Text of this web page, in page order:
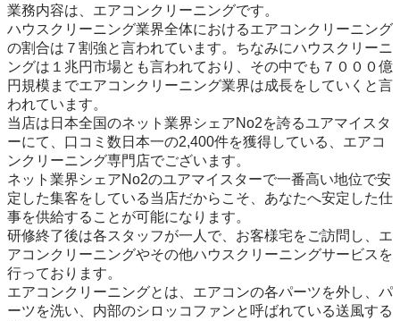
業務内容は、エアコンクリーニングです。
ハウスクリーニング業界全体におけるエアコンクリーニング
の割合は７割強と言われています。ちなみにハウスクリーニ
ングは１兆円市場とも言われており、その中でも７０００億
円規模までエアコンクリーニング業界は成長をしていくと言
われています。
当店は日本全国のネット業界シェアNo2を誇るユアマイスタ
ーにて、口コミ数日本一の2,400件を獲得している、エアコ
ンクリーニング専門店でございます。
ネット業界シェアNo2のユアマイスターで一番高い地位で安
定した集客をしている当店だからこそ、あなたへ安定した仕
事を供給することが可能になります。
研修終了後は各スタッフが一人で、お客様宅をご訪問し、エ
アコンクリーニングやその他ハウスクリーニングサービスを
行っております。
エアコンクリーニングとは、エアコンの各パーツを外し、パ
ーツを洗い、内部のシロッコファンと呼ばれている送風する